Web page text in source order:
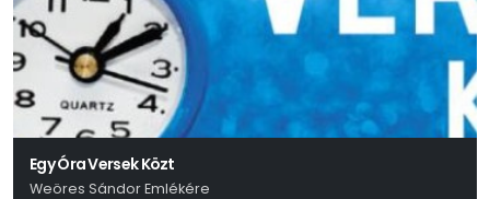
Egy Óra Versek Közt
Weöres Sándor Emlékére